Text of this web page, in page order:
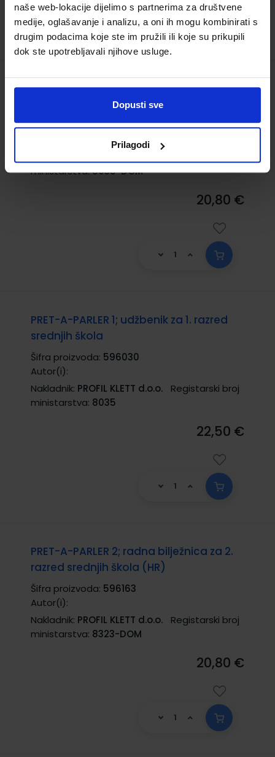
naše web-lokacije dijelimo s partnerima za društvene
medije, oglašavanje i analizu, a oni ih mogu kombinirati s
drugim podacima koje ste im pružili ili koje su prikupili
dok ste upotrebljavali njihove usluge.
Dopusti sve
Prilagodi
PRET-A-PARLER 1; radna bilježnica za 1.
razred srednjih škola
Šifra proizvoda:596031
ministarstva:8035-DOM
20,80 €
PRET-A-PARLER 1; udžbenik za 1. razred
srednjih škola
Šifra proizvoda: 596030
Autor(i):
Nakladnik: PROFIL KLETT d.o.o.
Registarski broj
ministarstva: 8035
22,50 €
PRET-A-PARLER 2; radna bilježnica za 2.
razred srednjih škola (HR)
Šifra proizvoda: 596163
Autor(i):
Nakladnik: PROFIL KLETT d.o.o.
Registarski broj
ministarstva: 8323-DOM
20,80 €